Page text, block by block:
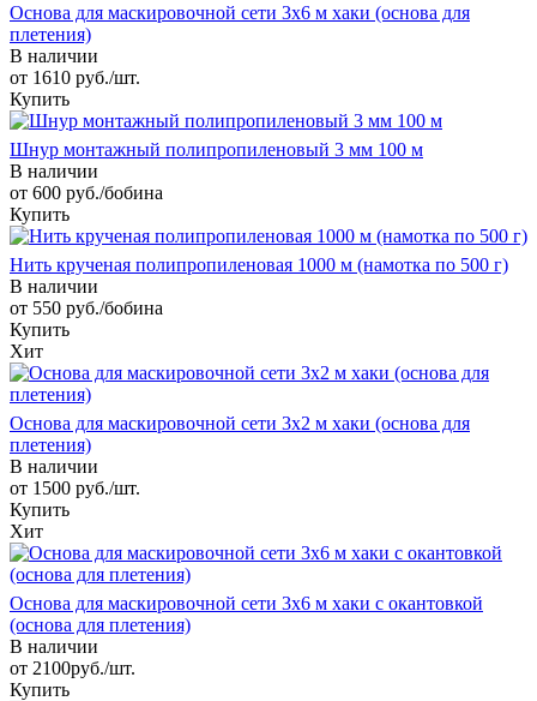
Основа для маскировочной сети 3х6 м хаки (основа для
плетения)
В наличии
от 1610 руб./шт.
Купить
Шнур монтажный полипропиленовый 3 мм 100 м
В наличии
от 600 руб./бобина
Купить
Нить крученая полипропиленовая 1000 м (намотка по 500 г)
В наличии
от 550 руб./бобина
Купить
Хит
Основа для маскировочной сети 3х2 м хаки (основа для
плетения)
В наличии
от 1500 руб./шт.
Купить
Хит
Основа для маскировочной сети 3х6 м хаки с окантовкой
(основа для плетения)
В наличии
от 2100руб./шт.
Купить